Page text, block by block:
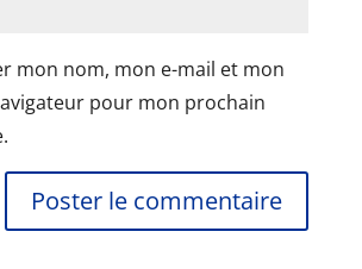
mon nom, mon e-mail et mon
pour mon prochain